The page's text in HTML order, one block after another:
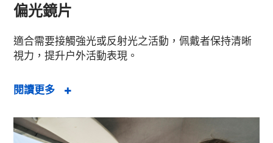
偏光鏡片
適合需要接觸強光或反射光之活動，佩戴者保持清晰
視力，提升户外活動表現。
閱讀更多